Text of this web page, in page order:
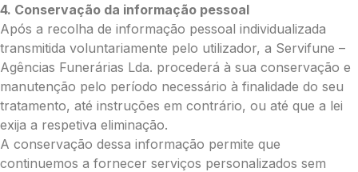
4. Conservação da informação pessoal
Após a recolha de informação pessoal individualizada
transmitida voluntariamente pelo utilizador, a Servifune –
Agências Funerárias Lda. procederá à sua conservação e
manutenção pelo período necessário à finalidade do seu
tratamento, até instruções em contrário, ou até que a lei
exija a respetiva eliminação.
A conservação dessa informação permite que
continuemos a fornecer serviços personalizados sem